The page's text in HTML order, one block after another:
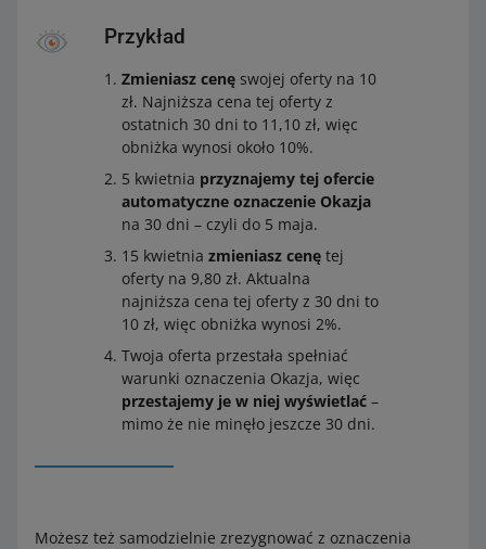
Przykład
Zmieniasz cenę swojej oferty na 10
zł. Najniższa cena tej oferty z
ostatnich 30 dni to 11,10 zł, więc
obniżka wynosi około 10%.
5 kwietnia przyznajemy tej ofercie
automatyczne oznaczenie Okazja
na 30 dni – czyli do 5 maja.
15 kwietnia zmieniasz cenę tej
oferty na 9,80 zł. Aktualna
najniższa cena tej oferty z 30 dni to
10 zł, więc obniżka wynosi 2%.
Twoja oferta przestała spełniać
warunki oznaczenia Okazja, więc
przestajemy je w niej wyświetlać –
mimo że nie minęło jeszcze 30 dni.
Możesz też samodzielnie zrezygnować z oznaczenia